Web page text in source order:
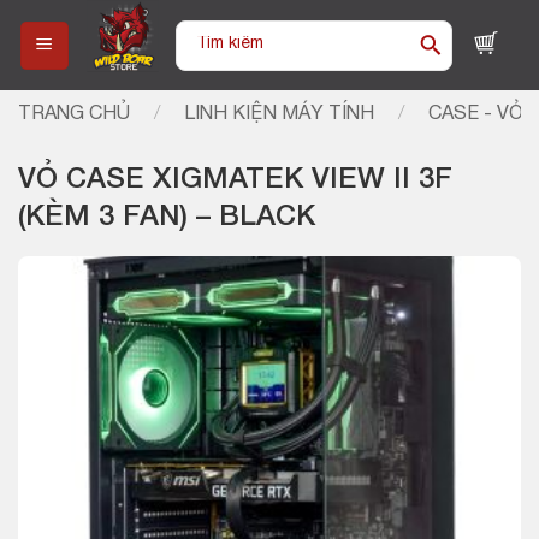
content
Tìm
TRANG CHỦ / LINH KIỆN MÁY TÍNH / CASE - VỎ
VỎ CASE XIGMATEK VIEW II 3F
(KÈM 3 FAN) – BLACK